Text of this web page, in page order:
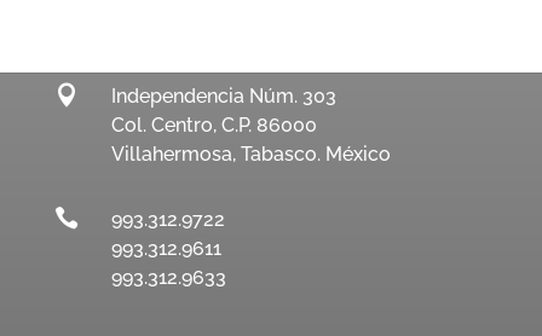

Independencia Núm. 303
Col. Centro, C.P. 86000
Villahermosa, Tabasco. México

993.312.9722
993.312.9611
993.312.9633